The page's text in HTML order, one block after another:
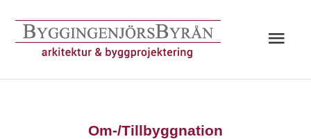
innehåll
Om-/Tillbyggnation